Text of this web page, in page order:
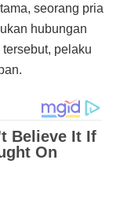
seorang pria
hubungan
pelaku